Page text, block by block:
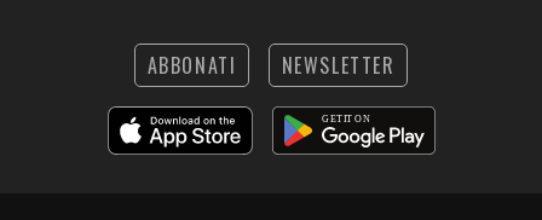
ABBONATI NEWSLETTER